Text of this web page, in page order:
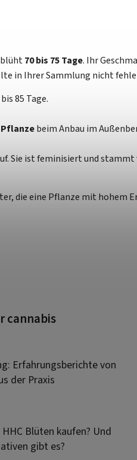
blüht70 bis 75 Tage. Ihr
in Ihrer Sammlung nicht
85 Tage.
Pflanzebeim Anbau im
Sie ist feminisiert und
die eine Pflanze mit hohem
cannabis
Erfahrungsberichte von
der Praxis
Blüten kaufen? Und
gibt es?